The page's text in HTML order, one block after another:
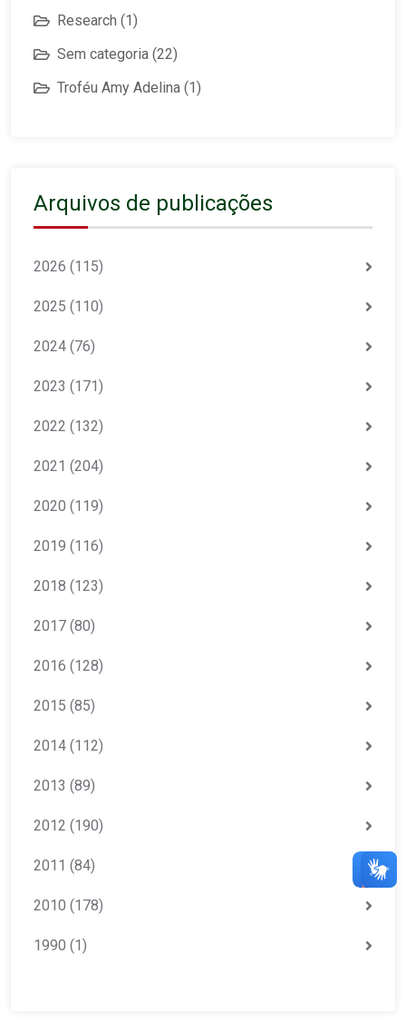
Research (1)
Sem categoria (22)
Troféu Amy Adelina (1)
Arquivos de publicações
2026 (115)
2025 (110)
2024 (76)
2023 (171)
2022 (132)
2021 (204)
2020 (119)
2019 (116)
2018 (123)
2017 (80)
2016 (128)
2015 (85)
2014 (112)
2013 (89)
2012 (190)
2011 (84)
2010 (178)
1990 (1)